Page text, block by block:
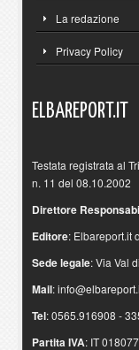
La redazione
Privacy Policy
ELBAREPORT.IT
Testata registrata al
n. 11 del 08.10.2002
Direttore
Editore: Elbareport.it
Sede legale: Via Val
Mail:
Tel: 0565.916908 -
Partita IVA: IT